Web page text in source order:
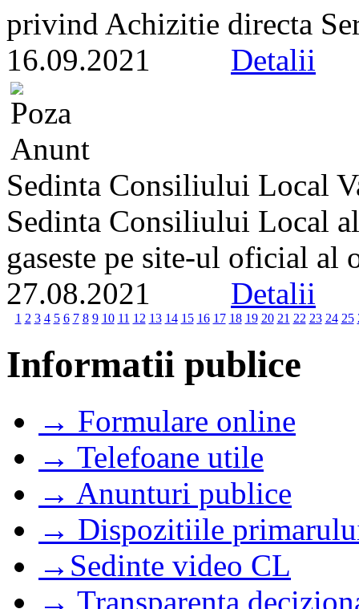
privind Achizitie directa
16.09.2021 Detalii
Sedinta Consiliului Local
Sedinta Consiliului Local
gaseste pe site-ul oficial al
27.08.2021 Detalii
1 2 3 4 5 6 7 8 9 10 11 12 13 14 15 16 17 18 19 20 21 22 23 24 25
Informatii publice
→ Formulare online
→ Telefoane utile
→ Anunturi publice
→ Dispozitiile
→Sedinte video CL
→ Transparenta